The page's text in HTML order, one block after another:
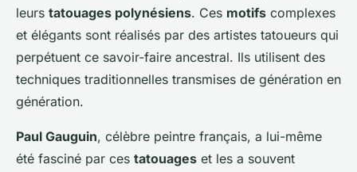
leurs tatouages polynésiens. Ces motifs complexes
et élégants sont réalisés par des artistes tatoueurs qui
perpétuent ce savoir-faire ancestral. Ils utilisent des
techniques traditionnelles transmises de génération en
génération.
Paul Gauguin, célèbre peintre français, a lui-même
été fasciné par ces tatouages et les a souvent